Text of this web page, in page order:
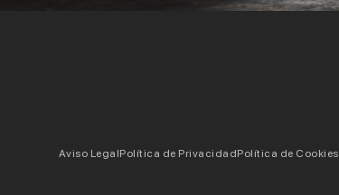
Aviso LegalPolítica de PrivacidadPolítica de Cookies